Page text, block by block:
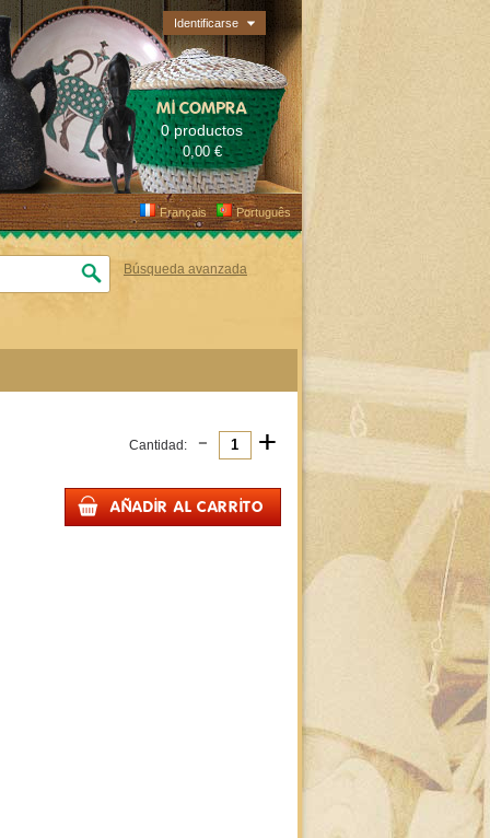
Cantidad: - +
Français Português
MI COMPRA
0 productos
0,00 €
Búsqueda avanzada
Identificarse